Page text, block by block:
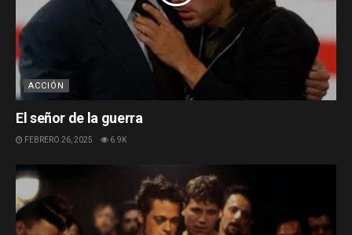
ACCIÓN
El señor de la guerra
FEBRERO 26, 2025 6.9K